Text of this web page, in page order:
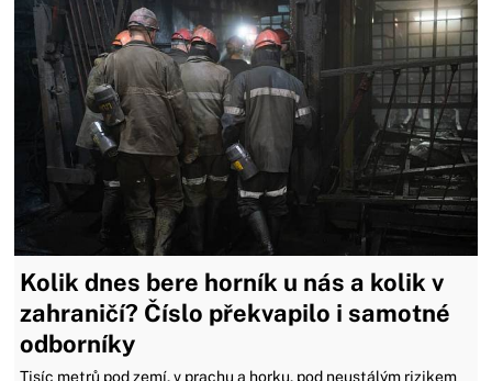
Kolik dnes bere horník u nás a kolik v
zahraničí? Číslo překvapilo i samotné
odborníky
Tisíc metrů pod zemí, v prachu a horku, pod neustálým rizikem